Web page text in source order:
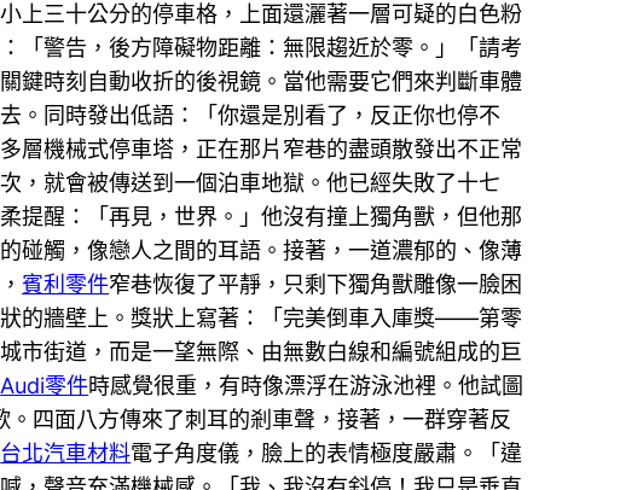
上三十公分的停車格，上面還灑著一層可疑的白色粉
「警告，後方障礙物距離：無限趨近於零。」「請考
鍵時刻自動收折的後視鏡。當他需要它們來判斷車體
。同時發出低語：「你還是別看了，反正你也停不
層機械式停車塔，正在那片窄巷的盡頭散發出不正常
，就會被傳送到一個泊車地獄。他已經失敗了十七
提醒：「再見，世界。」他沒有撞上獨角獸，但他那
碰觸，像戀人之間的耳語。接著，一道濃郁的、像薄
賓利零件窄巷恢復了平靜，只剩下獨角獸雕像一臉困
的牆壁上。獎狀上寫著：「完美倒車入庫獎——第零
市街道，而是一望無際、由無數白線和編號組成的巨
Audi零件時感覺很重，有時像漂浮在游泳池裡。他試圖
。四面八方傳來了刺耳的剎車聲，接著，一群穿著反
台北汽車材料電子角度儀，臉上的表情極度嚴肅。「違